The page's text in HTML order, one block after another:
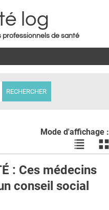
log
professionnels de santé
Mode d'affichage :
Voir
les
en
liste
les
: Ces médecins
conseil social